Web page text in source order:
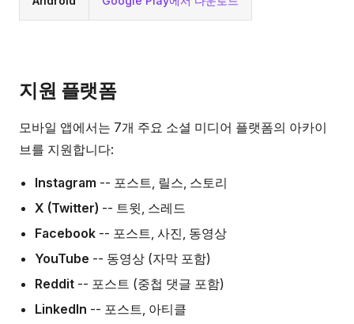
지원 플랫폼
모바일 앱에서는 7개 주요 소셜 미디어 플랫폼의 아카이
브를 지원합니다:
Instagram -- 포스트, 릴스, 스토리
X (Twitter) -- 트윗, 스레드
Facebook -- 포스트, 사진, 동영상
YouTube -- 동영상 (자막 포함)
Reddit -- 포스트 (중첩 댓글 포함)
LinkedIn -- 포스트, 아티클